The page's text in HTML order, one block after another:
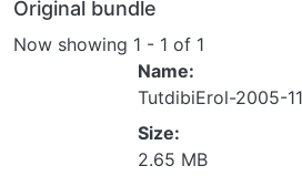
Original bundle
Now showing 1 - 1 of 1
Name:
TutdibiErol-2005-
Size:
2.65 MB